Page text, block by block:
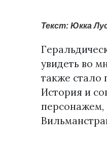
Текст: Юкка
увидеть во
также стало
История и
персонажем,